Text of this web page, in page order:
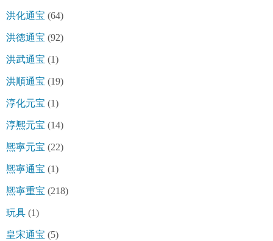
洪化通宝 (64)
洪徳通宝 (92)
洪武通宝 (1)
洪順通宝 (19)
淳化元宝 (1)
淳熈元宝 (14)
熈寧元宝 (22)
熈寧通宝 (1)
熈寧重宝 (218)
玩具 (1)
皇宋通宝 (5)